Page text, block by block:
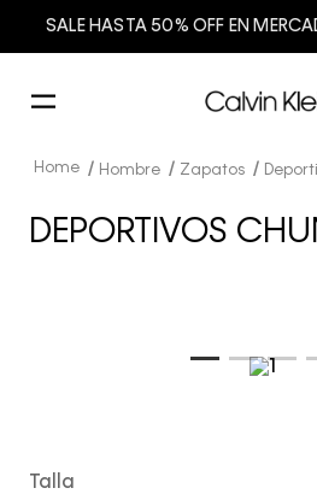
SALE HASTA 50% OFF EN
Hombre Zapatos
DEPORTIVOS
Talla